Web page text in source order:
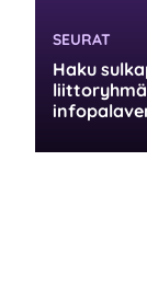
Haku
KATEGORIA:
SEURAT